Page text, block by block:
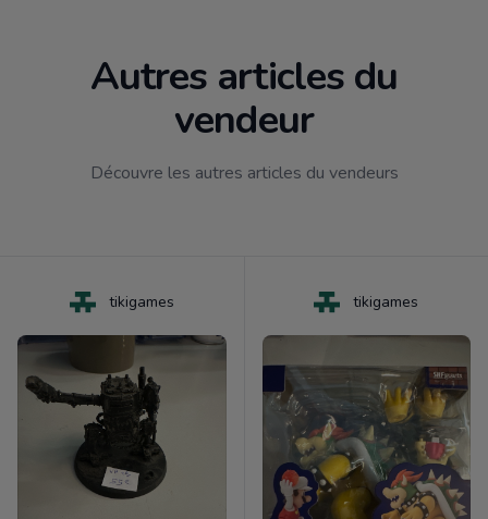
Autres articles du
vendeur
Découvre les autres articles du vendeurs
tikigames tikigames